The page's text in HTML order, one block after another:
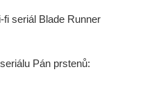
fi seriál Blade Runner
Pán prstenů: